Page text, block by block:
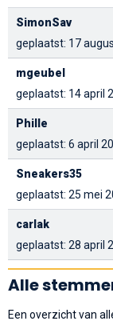
SimonSav
geplaatst: 17
mgeubel
geplaatst: 14 april
Phille
geplaatst: 6 april
Sneakers35
geplaatst: 25 mei
carlak
geplaatst: 28 april
Alle
Een overzicht van